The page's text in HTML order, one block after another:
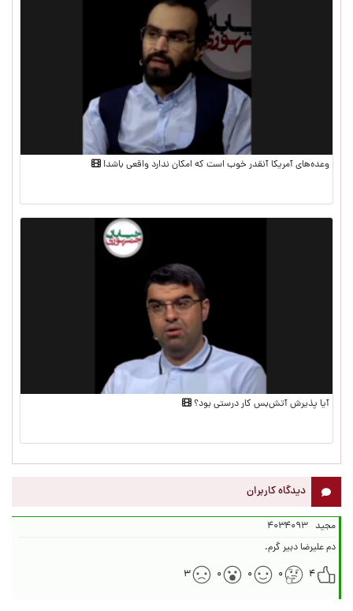
وعده‌های آمریکا آنقدر خوب است که امکان ندارد واقعی باشد!
آیا پذیرش آتش‌بس کار درستی بود؟
دیدگاه کاربران
مجید ۴۰۳۴۰۹۳
دم علیرضا دبیر گرم.
۴
۰ ۰ ۰ ۳